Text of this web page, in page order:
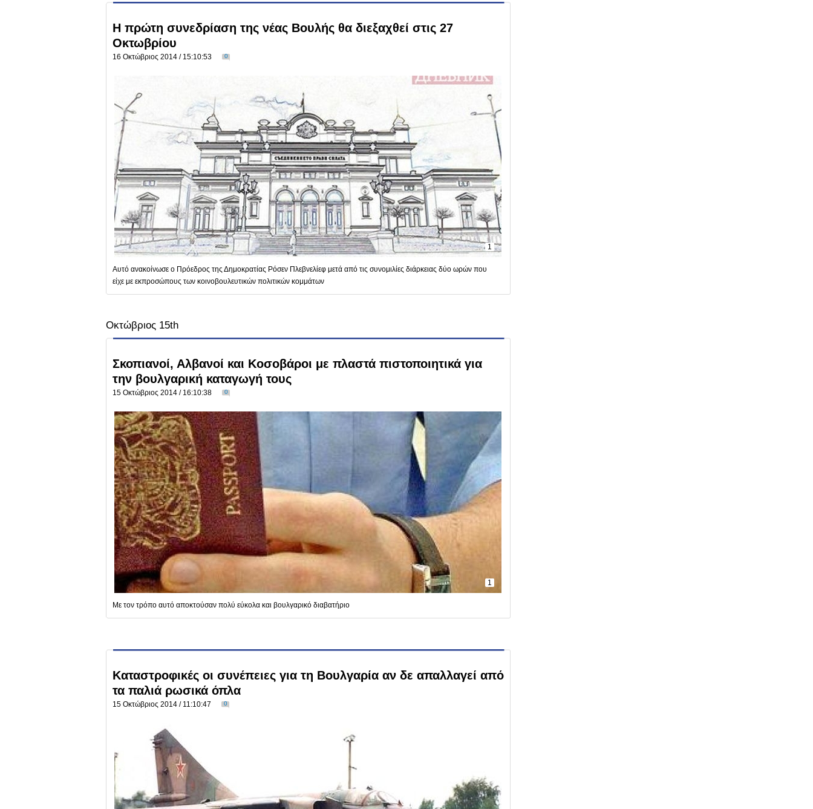
Η πρώτη συνεδρίαση της νέας Βουλής θα διεξαχθεί στις 27
Οκτωβρίου
16 Οκτώβριος 2014 / 15:10:53 0
1
Αυτό ανακοίνωσε ο Πρόεδρος της Δημοκρατίας Ρόσεν Πλεβνελίεφ μετά από τις συνομιλίες διάρκειας δύο ωρών που
είχε με εκπροσώπους των κοινοβουλευτικών πολιτικών κομμάτων
Οκτώβριος 15th
Σκοπιανοί, Αλβανοί και Κοσοβάροι με πλαστά πιστοποιητικά για
την βουλγαρική καταγωγή τους
15 Οκτώβριος 2014 / 16:10:38 0
1
Με τον τρόπο αυτό αποκτούσαν πολύ εύκολα και βουλγαρικό διαβατήριο
Καταστροφικές οι συνέπειες για τη Βουλγαρία αν δε απαλλαγεί από
τα παλιά ρωσικά όπλα
15 Οκτώβριος 2014 / 11:10:47 0